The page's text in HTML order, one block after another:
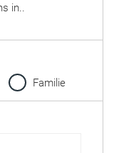
in..
Familie